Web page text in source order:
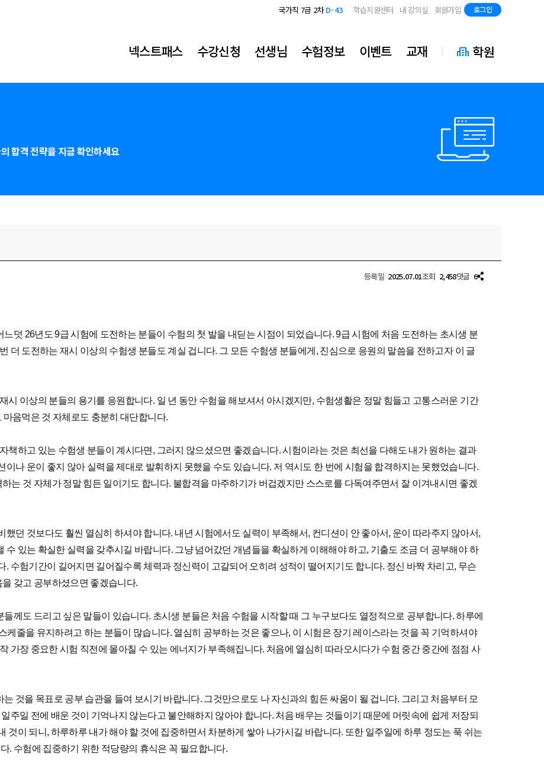
학습지원센터 내 강의실 회원가입 로그인
국가직 7급 2차D-43
지방직 7급
넥스트패스 수강신청 선생님 수험정보 이벤트 교재 학원
합격 전략을 지금 확인하세요
등록일2025.07.01조회 2,458댓글 6
덧 26년도 9급 시험에 도전하는 분들이 수험의 첫 발을 내딛는 시점이 되었습니다. 9급 시험에 처음 도전하는 초시생 분
더 도전하는 재시 이상의 수험생 분들도 계실 겁니다. 그 모든 수험생 분들에게, 진심으로 응원의 말씀을 전하고자 이 글
시 이상의 분들의 용기를 응원합니다. 일 년 동안 수험을 해보셔서 아시겠지만, 수험생활은 정말 힘들고 고통스러운 기간
음먹은 것 자체로도 충분히 대단합니다.
책하고 있는 수험생 분들이 계시다면, 그러지 않으셨으면 좋겠습니다. 시험이라는 것은 최선을 다해도 내가 원하는 결과
이나 운이 좋지 않아 실력을 제대로 발휘하지 못했을 수도 있습니다. 저 역시도 한 번에 시험을 합격하지는 못했었습니다.
는 것 자체가 정말 힘든 일이기도 합니다. 불합격을 마주하기가 버겁겠지만 스스로를 다독여주면서 잘 이겨내시면 좋겠
했던 것보다도 훨씬 열심히 하셔야 합니다. 내년 시험에서도 실력이 부족해서, 컨디션이 안 좋아서, 운이 따라주지 않아서,
수 있는 확실한 실력을 갖추시길 바랍니다. 그냥 넘어갔던 개념들을 확실하게 이해해야 하고, 기출도 조금 더 공부해야 하
. 수험기간이 길어지면 길어질수록 체력과 정신력이 고갈되어 오히려 성적이 떨어지기도 합니다. 정신 바짝 차리고, 무슨
갖고 공부하셨으면 좋겠습니다.
께도 드리고 싶은 말들이 있습니다. 초시생 분들은 처음 수험을 시작할 때 그 누구보다도 열정적으로 공부합니다. 하루에
케줄을 유지하려고 하는 분들이 많습니다. 열심히 공부하는 것은 좋으나, 이 시험은 장기 레이스라는 것을 꼭 기억하셔야
가장 중요한 시험 직전에 몰아칠 수 있는 에너지가 부족해집니다. 처음에 열심히 따라오시다가 수험 중간 중간에 점점 사
것을 목표로 공부 습관을 들여 보시기 바랍니다. 그것만으로도 나 자신과의 힘든 싸움이 될 겁니다. 그리고 처음부터 모
주일 전에 배운 것이 기억나지 않는다고 불안해하지 않아야 합니다. 처음 배우는 것들이기 때문에 머릿속에 쉽게 저장되
것이 되니, 하루하루 내가 해야 할 것에 집중하면서 차분하게 쌓아 나가시길 바랍니다. 또한 일주일에 하루 정도는 푹 쉬는
. 수험에 집중하기 위한 적당량의 휴식은 꼭 필요합니다.